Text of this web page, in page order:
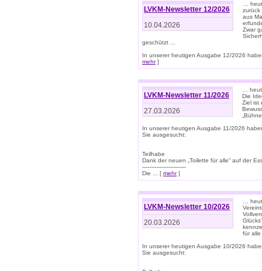
LVKM-Newsletter 12/2026
10.04.2026
…
zurück
aus
Zwar
geschützt ...
In unserer heutigen Ausgabe 12/2026
mehr]
LVKM-Newsletter 11/2026
27.03.2026
…
Die
Ziel ist
In unserer heutigen Ausgabe 11/2026
Sie ausgesucht:
Teilhabe
Dank der neuen „Toilette für alle“ auf der
-------------------------
Die ... [ mehr]
LVKM-Newsletter 10/2026
20.03.2026
…
für
In unserer heutigen Ausgabe 10/2026
Sie ausgesucht: